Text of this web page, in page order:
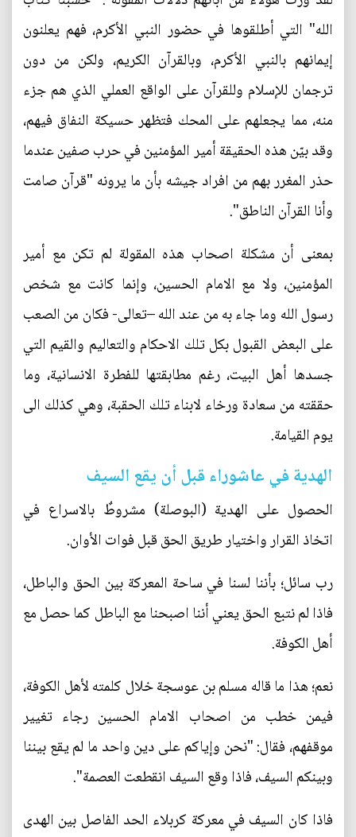
الله" التي أطلقوها في حضور النبي الأكرم، فهم يعلنون
إيمانهم بالنبي الأكرم، وبالقرآن الكريم، ولكن من دون
ترجمان للإسلام وللقرآن على الواقع العملي الذي هم جزء
منه، مما يجعلهم على المحك فتظهر حسيكة النفاق فيهم،
وقد بيّن هذه الحقيقة أمير المؤمنين في حرب صفين عندما
حذر المغرر بهم من افراد جيشه بأن ما يرونه "قرآن صامت
وأنا القرآن الناطق".
بمعنى أن مشكلة اصحاب هذه المقولة لم تكن مع أمير
المؤمنين، ولا مع الامام الحسين، وإنما كانت مع شخص
رسول الله وما جاء به من عند الله –تعالى- فكان من الصعب
على البعض القبول بكل تلك الاحكام والتعاليم والقيم التي
جسدها أهل البيت، رغم مطابقتها للفطرة الانسانية، وما
حققته من سعادة ورخاء لابناء تلك الحقبة، وهي كذلك الى
يوم القيامة.
الهدية في عاشوراء قبل أن يقع السيف
الحصول على الهدية (البوصلة) مشروطٌ بالاسراع في
اتخاذ القرار واختيار طريق الحق قبل فوات الأوان.
رب سائل؛ بأننا لسنا في ساحة المعركة بين الحق والباطل،
فاذا لم نتبع الحق يعني أننا اصبحنا مع الباطل كما حصل مع
أهل الكوفة.
نعم؛ هذا ما قاله مسلم بن عوسجة خلال كلمته لأهل الكوفة،
فيمن خطب من اصحاب الامام الحسين رجاء تغيير
موقفهم، فقال: "نحن وإياكم على دين واحد ما لم يقع بيننا
وبينكم السيف، فاذا وقع السيف انقطعت العصمة".
فاذا كان السيف في معركة كربلاء الحد الفاصل بين الهدى